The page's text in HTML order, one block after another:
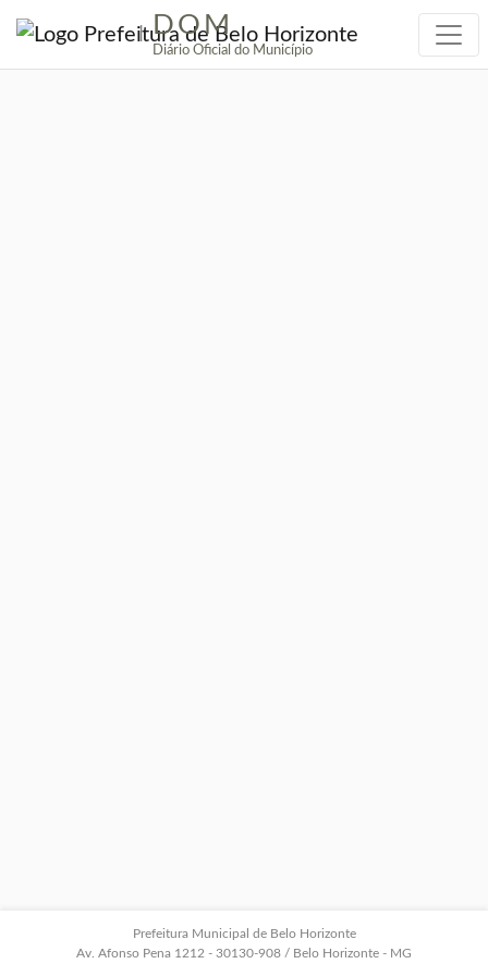
| DOM
Diário Oficial do Município
Prefeitura Municipal de Belo Horizonte
Av. Afonso Pena 1212 - 30130-908 / Belo Horizonte - MG